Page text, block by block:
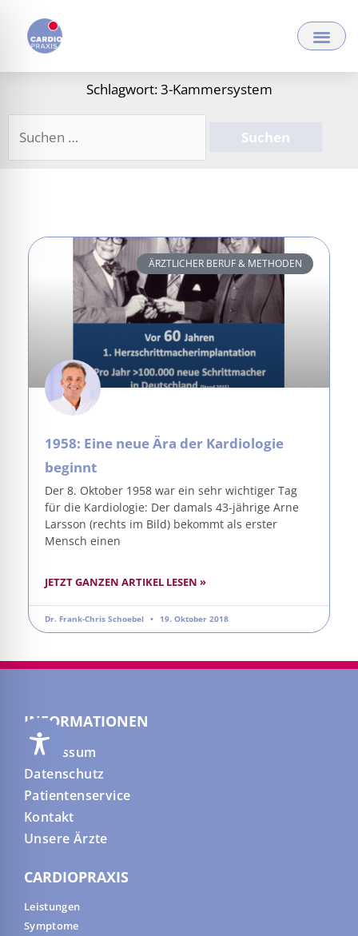
Inhalt
springen
Schlagwort: 3-Kammersystem
ÄRZTLICHER BERUF & METHODEN
1958: Eine neue Ära der Kardiologie
beginnt
Der 8. Oktober 1958 war ein sehr wichtiger Tag
für die Kardiologie: Der damals 43-jährige Arne
Larsson (rechts im Bild) bekommt als erster
Mensch einen
JETZT GANZEN ARTIKEL LESEN »
Dr. Frank-Chris Schoebel 19. Oktober 2018
INFORMATIONEN
Impressum
Datenschutz
Patientenservice
Kontakt
Unsere Ärzte
CARDIOPRAXIS
Leistungen
Symptome